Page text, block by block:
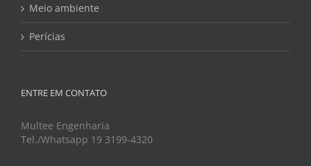
Meio ambiente
Perícias
ENTRE EM CONTATO
Multee Engenharia
Tel./Whatsapp 19 3199-4320